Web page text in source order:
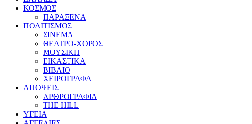
ΚΟΣΜΟΣ
ΠΑΡΑΞΕΝΑ
ΠΟΛΙΤΙΣΜΟΣ
ΣΙΝΕΜΑ
ΘΕΑΤΡΟ-ΧΟΡΟΣ
ΜΟΥΣΙΚΗ
ΕΙΚΑΣΤΙΚΑ
ΒΙΒΛΙΟ
ΧΕΙΡΟΓΡΑΦΑ
ΑΠΟΨΕΙΣ
ΑΡΘΡΟΓΡΑΦΙΑ
THE HILL
ΥΓΕΙΑ